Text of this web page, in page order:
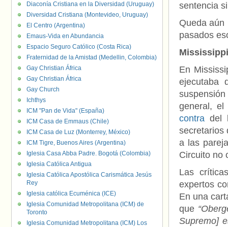
sentencia
Queda aún
pasados
Mississippi
En
ejecutaba
general,
contra del
secretarios
a las
Circuito no
Las
expertos
En una
que “
Supremo]
Diaconía Cristiana en la Diversidad (Uruguay)
Diversidad Cristiana (Montevideo, Uruguay)
El Centro (Argentina)
Emaus-Vida en Abundancia
Espacio Seguro Católico (Costa Rica)
Fraternidad de la Amistad (Medellin, Colombia)
Gay Christian África
Gay Christian África
Gay Church
Ichthys
ICM "Pan de Vida" (España)
ICM Casa de Emmaus (Chile)
ICM Casa de Luz (Monterrey, México)
ICM Tigre, Buenos Aires (Argentina)
Iglesia Casa Abba Padre. Bogotá (Colombia)
Iglesia Católica Antigua
Iglesia Católica Apostólica Carismática Jesús
Rey
Iglesia católica Ecuménica (ICE)
Iglesia Comunidad Metropolitana (ICM) de
Toronto
Iglesia Comunidad Metropolitana (ICM) Los